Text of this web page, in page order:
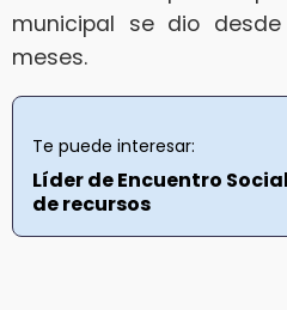
municipal se dio
meses.
Te puede interesar:
Líder de Encuentro
de recursos